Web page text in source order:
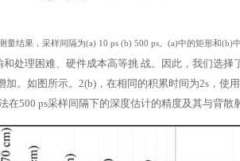
量结果，采样间隔为(a) 10 ps (b) 500 ps。(a)中的矩形和(b)
处理困难、硬件成本高等挑 战。因此，我们选择
加。如图所示。2(b)，在相同的积累时间为2s，使
在500 ps采样间隔下的深度估计的精度及其与背散